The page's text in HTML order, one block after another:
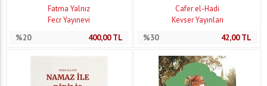
Fatma Yalnız
Fecr Yayınevi
%20
400,00TL
Cafer el-Hadi
Kevser Yayınları
%30
42,00TL